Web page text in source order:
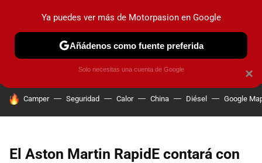
PRUEBAS COCHES ELÉCTRICOS OBSERVATORIO
HOY SE HABLA DE
Camper Seguridad Calor China Diésel Google
El Aston Martin RapidE contará con
×
Ya puedes ver más de Motorpasion en Google
Añádenos como fuente preferida
Solo necesitas una cuenta de Google